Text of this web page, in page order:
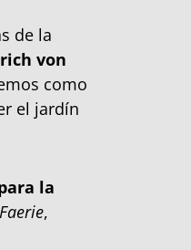
de la
von
como
el jardín
la
Faerie,